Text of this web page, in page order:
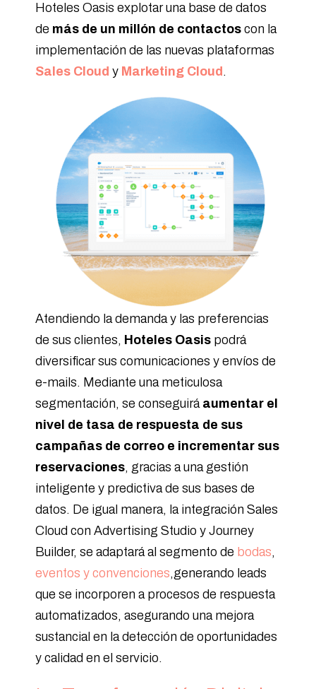
Hoteles Oasis explotar una base de datos
de más de un millón de contactoscon la
implementación de las nuevas plataformas
Sales Cloud y Marketing Cloud .
Atendiendo la demanda y las preferencias
de sus clientes, Hoteles Oasispodrá
diversificar sus comunicaciones y envíos de
e-mails. Mediante una meticulosa
segmentación, se conseguirá aumentar el
nivel de tasa de respuesta de sus
campañas de correo e incrementar sus
reservaciones, gracias a una gestión
inteligente y predictiva de sus bases de
datos. De igual manera, la integración Sales
Cloud con Advertising Studio y Journey
Builder, se adaptará al segmento de bodas,
eventos y convenciones,generando leads
que se incorporen a procesos de respuesta
automatizados, asegurando una mejora
sustancial en la detección de oportunidades
y calidad en el servicio.